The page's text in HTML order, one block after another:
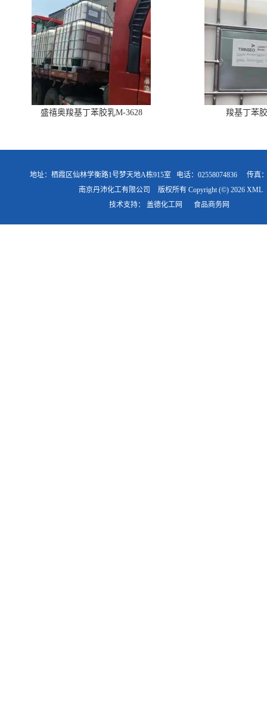
盛禧奥羧基丁苯胶乳M-3628 羧基丁苯
地址：栖霞区仙林学衡路1号梦天地A栋915室 电话：02558074836
传真
南京丹沛化工有限公司
版权所有 Copyright (©) 2026 XML
技术支持： 盖德化工网 食品商务网